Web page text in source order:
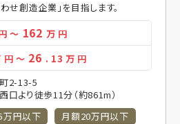
せ創造企業」を目指します。
～ 162 万 円
円 ～ 26 . 13 万 円
2-13-5
より徒歩11分（約861m）
万円以下 月額20万円以下